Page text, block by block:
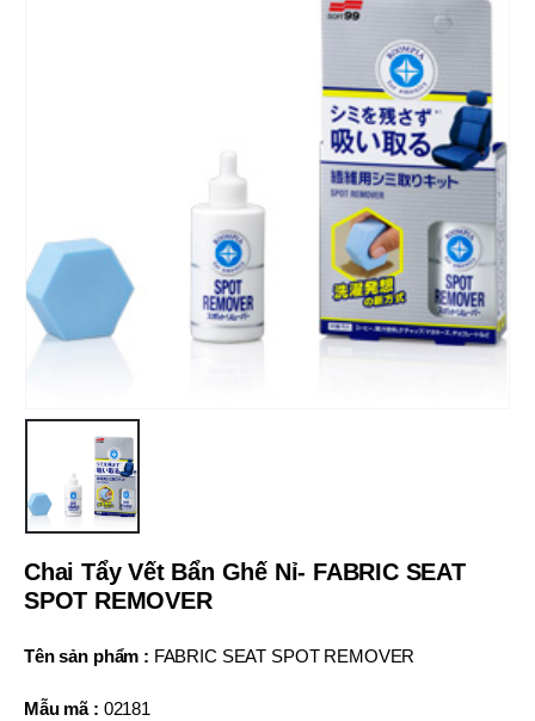
Chai Tẩy Vết Bẩn Ghế Nỉ- FABRIC SEAT
SPOT REMOVER
Tên sản phẩm : FABRIC SEAT SPOT REMOVER
Mẫu mã : 02181